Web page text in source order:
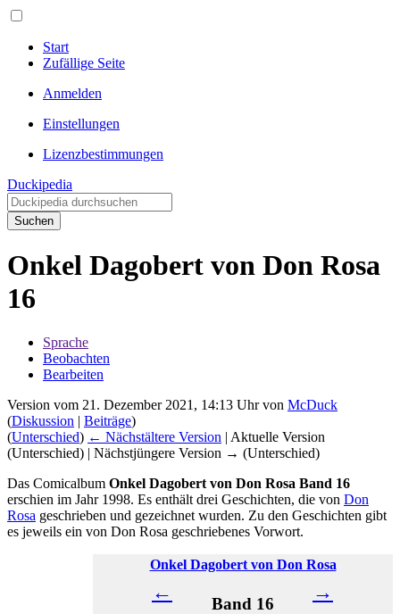
Start
Zufällige Seite
Anmelden
Einstellungen
Lizenzbestimmungen
Duckipedia
Suchen
Onkel Dagobert von Don Rosa
16
Sprache
Beobachten
Bearbeiten
Version vom 21. Dezember 2021, 14:13 Uhr von McDuck
(Diskussion | Beiträge)
(Unterschied) ← Nächstältere Version | Aktuelle Version
(Unterschied) | Nächstjüngere Version → (Unterschied)
Das Comicalbum Onkel Dagobert von Don Rosa Band 16
erschien im Jahr 1998. Es enthält drei Geschichten, die von Don
Rosa geschrieben und gezeichnet wurden. Zu den Geschichten gibt
es jeweils ein von Don Rosa geschriebenes Vorwort.
Onkel Dagobert von Don Rosa
←
Band 16
→